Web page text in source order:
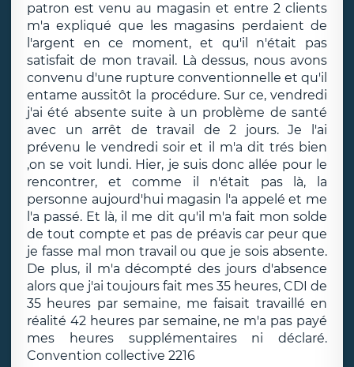
patron est venu au magasin et entre 2 clients
m'a expliqué que les magasins perdaient de
l'argent en ce moment, et qu'il n'était pas
satisfait de mon travail. Là dessus, nous avons
convenu d'une rupture conventionnelle et qu'il
entame aussitôt la procédure. Sur ce, vendredi
j'ai été absente suite à un problème de santé
avec un arrêt de travail de 2 jours. Je l'ai
prévenu le vendredi soir et il m'a dit trés bien
,on se voit lundi. Hier, je suis donc allée pour le
rencontrer, et comme il n'était pas là, la
personne aujourd'hui magasin l'a appelé et me
l'a passé. Et là, il me dit qu'il m'a fait mon solde
de tout compte et pas de préavis car peur que
je fasse mal mon travail ou que je sois absente.
De plus, il m'a décompté des jours d'absence
alors que j'ai toujours fait mes 35 heures, CDI de
35 heures par semaine, me faisait travaillé en
réalité 42 heures par semaine, ne m'a pas payé
mes heures supplémentaires ni déclaré.
Convention collective 2216